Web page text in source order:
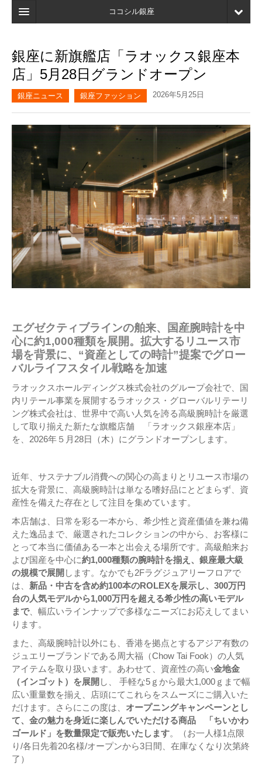
ココシル銀座
検索
店舗・施設最新情報
マイページ
ブックマーク
銀座に新旗艦店「ラオックス銀座本
店」5月28日グランドオープン
銀座ニュース 銀座ファッション 2026年5月25日
エグゼクティブラインの舶来、国産腕時計を中
心に約1,000種類を展開。拡大するリユース市
場を背景に、“資産としての時計”提案でグロー
バルライフスタイル戦略を加速
ラオックスホールディングス株式会社のグループ会社で、国
内リテール事業を展開するラオックス・グローバルリテーリ
ング株式会社は、世界中で高い人気を誇る高級腕時計を厳選
して取り揃えた新たな旗艦店舗 「ラオックス銀座本店」
を、2026年５月28日（木）にグランドオープンします。
近年、サステナブル消費への関心の高まりとリユース市場の
拡大を背景に、高級腕時計は単なる嗜好品にとどまらず、資
産性を備えた存在として注目を集めています。
本店舗は、日常を彩る一本から、希少性と資産価値を兼ね備
えた逸品まで、厳選されたコレクションの中から、お客様に
とって本当に価値ある一本と出会える場所です。高級舶来お
よび国産を中心に約1,000種類の腕時計を揃え、銀座最大級
の規模で展開 します。なかでも2Fラグジュアリーフロアで
は、 新品・中古を含め約100本のROLEXを展示し、300万円
台の人気モデルから1,000万円を超える希少性の高いモデル
まで、幅広いラインナップで多様なニーズにお応えしてまい
ります。
また、高級腕時計以外にも、香港を拠点とするアジア有数の
ジュエリーブランドである周大福（Chow Tai Fook）の人気
アイテムを取り扱います。あわせて、資産性の高い金地金
（インゴット）を展開 し、 手軽な5ｇから最大1,000ｇまで幅
広い重量数を揃え、店頭にてこれらをスムーズにご購入いた
だけます。さらにこの度は、 オープニングキャンペーンとし
て、金の魅力を身近に楽しんでいただける商品 「ちいかわ
ゴールド」を数量限定で販売いたします。（お一人様1点限
り/各日先着20名様/オープンから3日間、在庫なくなり次第終
了）